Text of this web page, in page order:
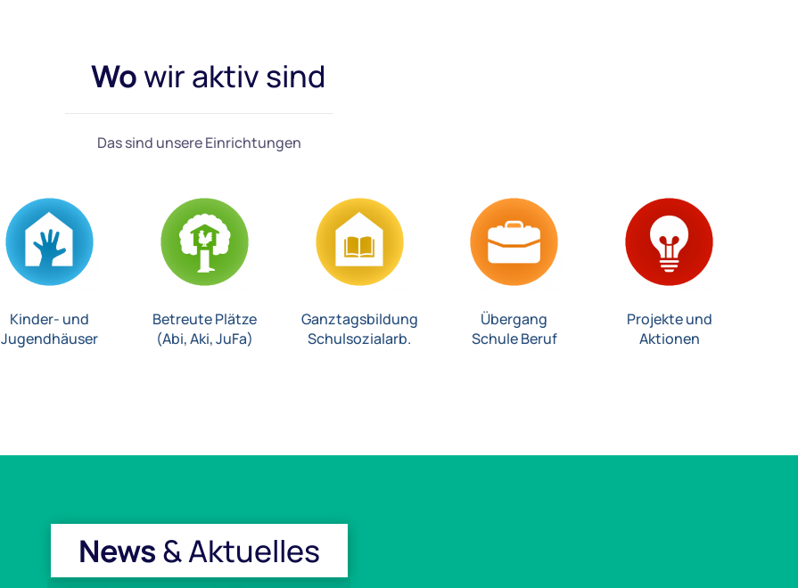
Wowir aktiv sind
Das sind unsere Einrichtungen
Kinder- und
Jugendhäuser
Betreute Plätze
(Abi, Aki, JuFa)
Ganztagsbildung
Schulsozialarb.
Übergang
Schule Beruf
Projekte und
Aktionen
News& Aktuelles